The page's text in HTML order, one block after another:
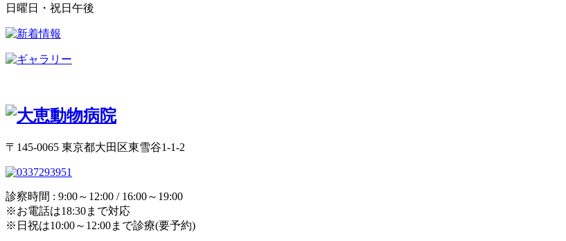
日曜日・祝日午後
〒145-0065 東京都大田区東雪谷1-1-2
診察時間 : 9:00～12:00 / 16:00～19:00
※お電話は18:30まで対応
※日祝は10:00～12:00まで診療(要予約)